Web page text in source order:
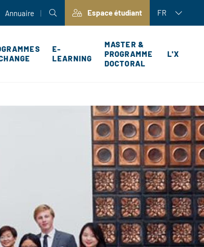
Annuaire Espace étudiant FR
E-
LEARNING
MASTER &
PROGRAMME
DOCTORAL
L'X